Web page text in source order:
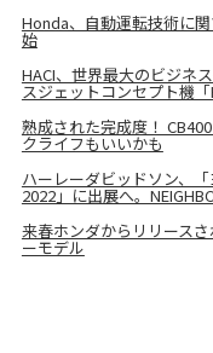
Honda、自動運転技術に
始
HACI、世界最大のビジネ
スジェットコンセプト機
熟成された完成度！
クライフもいいかも
ハーレーダビッドソン、
2022」に出展へ。
来春ホンダからリリース
ーモデル